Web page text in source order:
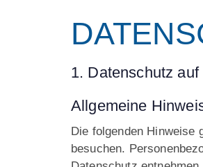
1. Datenschutz
Allgemeine
Die folgenden Hinweise
besuchen.